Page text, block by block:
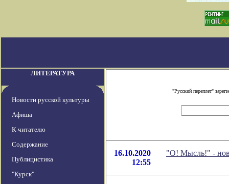
ЛИТЕРАТУРА
Новости русской культуры
Афиша
К читателю
Содержание
Публицистика
"Курск"
"Русский переплет"
16.10.2020
12:55
"О! Мысль!" -